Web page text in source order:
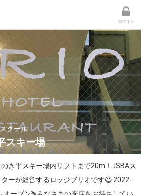
ログイン
クール
スキー場
き平スキー場内リフトまで20m！JSBAス
ーが経営するロッジブリオです😃 2022-